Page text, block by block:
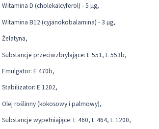
Witamina D (cholekalcyferol) - 5 µg,
Witamina B12 (cyjanokobalamina) - 3 µg,
Żelatyna,
Substancje przeciwzbrylające: E 551, E 553b,
Emulgator: E 470b,
Stabilizator: E 1202,
Olej roślinny (kokosowy i palmowy),
Substancje wypełniające: E 460, E 464, E 1200,